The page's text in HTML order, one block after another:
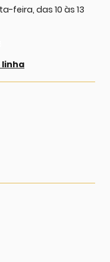
feira, das 10 às 13